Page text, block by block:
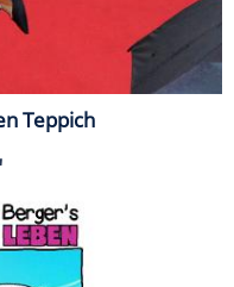
Teppich